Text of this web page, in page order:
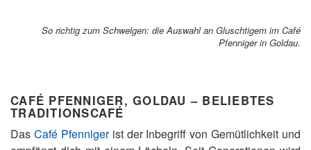
So richtig zum Schwelgen: die Auswahl an Gluschtigem im Café
Pfenniger in Goldau.
CAFÉ PFENNIGER, GOLDAU – BELIEBTES
TRADITIONSCAFÉ
Das Café Pfennigerist der Inbegriff von Gemütlichkeit und